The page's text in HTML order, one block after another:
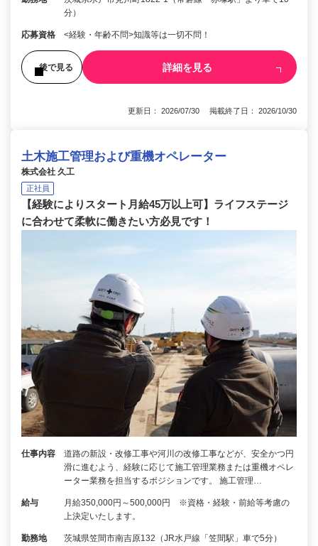
分）
応募資格 <経験・年齢不問>知識等は一切不問！
後で見る 詳細を見る
更新日： 2026/07/30 掲載終了日： 2026/10/30
土木施工管理および重機オペレーター
株式会社 久工
正社員
【経験によりスタート月給45万以上可】ライフステージ
に合わせて柔軟に働きたい方必見です！
仕事内容
道路の新設・改修工事や河川の改修工事などが、安全かつ円
滑に進むよう、経験に応じて施工管理業務または重機オペレ
ーター業務を担当するポジションです。 施工管理…
給与
月給350,000円～500,000円 ※資格・経験・前給等考慮の
上決定いたします。
勤務地 茨城県笠間市南吉原132（JR水戸線「笠間駅」車で5分）